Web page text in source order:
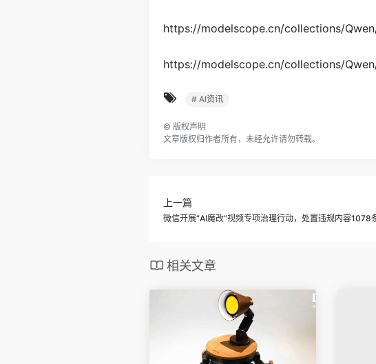
https://modelscope.cn/collections/
https://modelscope.cn/collections/
# AI资讯
© 版权声明
文章版权归作者所有，未经允许请勿转载。
上一篇
微信开展“AI魔改”视频专项治理行动，处置违规内容1078
相关文章